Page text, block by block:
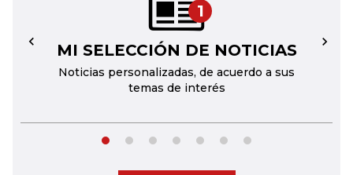
1
MI SELECCIÓN DE NOTICIAS
Noticias personalizadas, de acuerdo a sus
temas de interés
← →